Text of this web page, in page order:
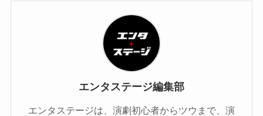
エンタステージ編集部
エンタステージは、演劇初心者からツウまで、演